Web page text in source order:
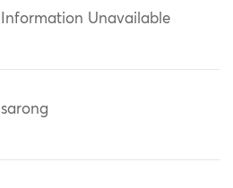
Information Unavailable
sarong